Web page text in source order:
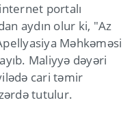
portalı
aydın olur ki, "Az
Məhkəməsi
Maliyyə dəyəri
cari təmir
tutulur.